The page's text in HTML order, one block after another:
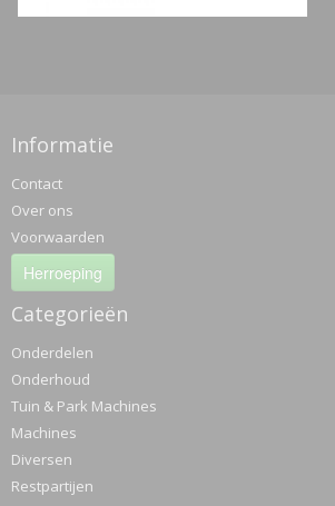
Informatie
Contact
Over ons
Voorwaarden
Herroeping
Categorieën
Onderdelen
Onderhoud
Tuin & Park Machines
Machines
Diversen
Restpartijen